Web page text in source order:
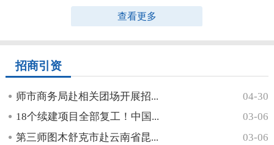
查看更多
招商引资
师市商务局赴相关团场开展招...
04-30
18个续建项目全部复工！中国...
03-06
第三师图木舒克市赴云南省昆...
03-06